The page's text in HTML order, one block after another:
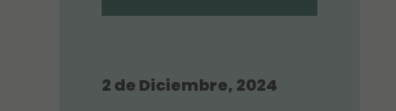
2 de Diciembre, 2024